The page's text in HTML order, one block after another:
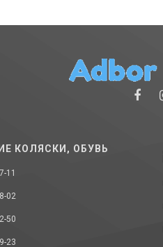
КОЛЯСКИ, ОБУВЬ
11
02
50
23